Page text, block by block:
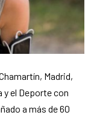
Madrid,
y el Deporte con
a más de 60